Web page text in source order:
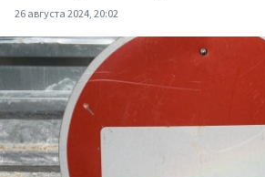
26 августа 2024, 20:02